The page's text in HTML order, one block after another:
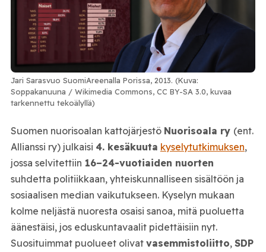
Jari Sarasvuo SuomiAreenalla Porissa, 2013. (Kuva:
Soppakanuuna / Wikimedia Commons, CC BY-SA 3.0, kuvaa
tarkennettu tekoälyllä)
Suomen nuorisoalan kattojärjestö Nuorisoala ry (ent.
Allianssi ry) julkaisi 4. kesäkuuta kyselytutkimuksen,
jossa selvitettiin 16–24-vuotiaiden nuorten
suhdetta politiikkaan, yhteiskunnalliseen sisältöön ja
sosiaalisen median vaikutukseen. Kyselyn mukaan
kolme neljästä nuoresta osaisi sanoa, mitä puoluetta
äänestäisi, jos eduskuntavaalit pidettäisiin nyt.
Suosituimmat puolueet olivat vasemmistoliitto, SDP